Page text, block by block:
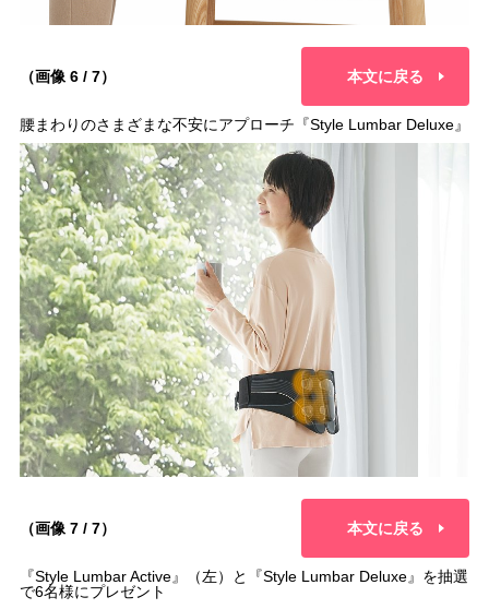
（画像 6 / 7） 本文に戻る
腰まわりのさまざまな不安にアプローチ『Style Lumbar Deluxe』
（画像 7 / 7） 本文に戻る
『Style Lumbar Active』（左）と『Style Lumbar Deluxe』を抽選
で6名様にプレゼント